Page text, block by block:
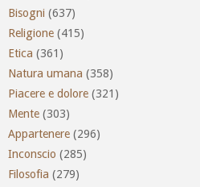
Bisogni (637)
Religione (415)
Etica (361)
Natura umana (358)
Piacere e dolore (321)
Mente (303)
Appartenere (296)
Inconscio (285)
Filosofia (279)